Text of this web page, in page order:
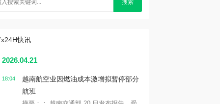
搜索
快讯
2026.04.21
18:04
越南航空业因燃油成本激增拟暂停部分
航班